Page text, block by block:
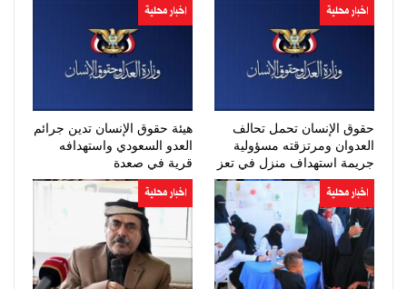
اخبار محلية
حقوق الإنسان تحمل تحالف
العدوان ومرتزقته مسؤولية
جريمة استهداف منزل في تعز
اخبار محلية
هيئة حقوق الإنسان تدين جرائم
العدو السعودي واستهدافه
قرية في صعدة
اخبار محلية اخبار محلية